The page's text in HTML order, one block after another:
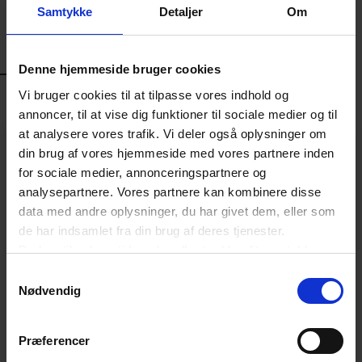
Samtykke Detaljer Om
Denne hjemmeside bruger cookies
Vi bruger cookies til at tilpasse vores indhold og
annoncer, til at vise dig funktioner til sociale medier og til
at analysere vores trafik. Vi deler også oplysninger om
din brug af vores hjemmeside med vores partnere inden
for sociale medier, annonceringspartnere og
analysepartnere. Vores partnere kan kombinere disse
data med andre oplysninger, du har givet dem, eller som
de har indsamlet fra din brug af deres tjenester.
Du kan til enhver tid ændre eller trække dit samtykke
hjørne på websitet.
Nødvendig
Præferencer
LÆS OGSÅ
NYHED